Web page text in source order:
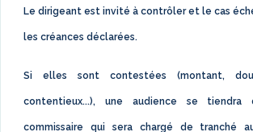
Le dirigeant est invité à contrôler et le cas
les créances déclarées.
Si elles sont contestées (montant,
contentieux...), une audience se
commissaire qui sera chargé de tranché